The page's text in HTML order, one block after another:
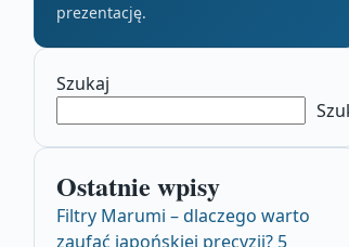
prezentację.
Szukaj
Ostatnie wpisy
Filtry Marumi – dlaczego warto
zaufać japońskiej precyzji? 5